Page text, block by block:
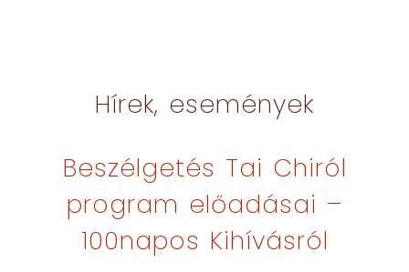
Hírek, események
Beszélgetés Tai Chiról
program előadásai –
100napos Kihívásról